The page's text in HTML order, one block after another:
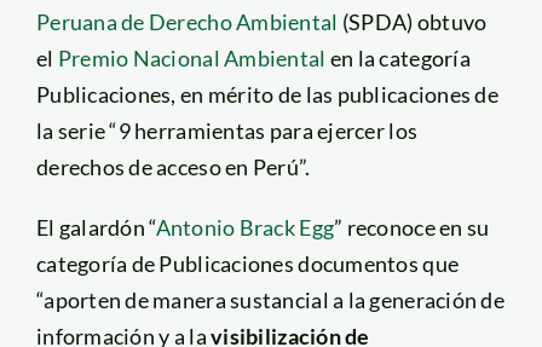
Peruana de Derecho Ambiental (SPDA) obtuvo
el Premio Nacional Ambiental en la categoría
Publicaciones, en mérito de las publicaciones de
la serie “9 herramientas para ejercer los
derechos de acceso en Perú”.
El galardón “Antonio Brack Egg” reconoce en su
categoría de Publicaciones documentos que
“aporten de manera sustancial a la generación de
información y a lavisibilización de